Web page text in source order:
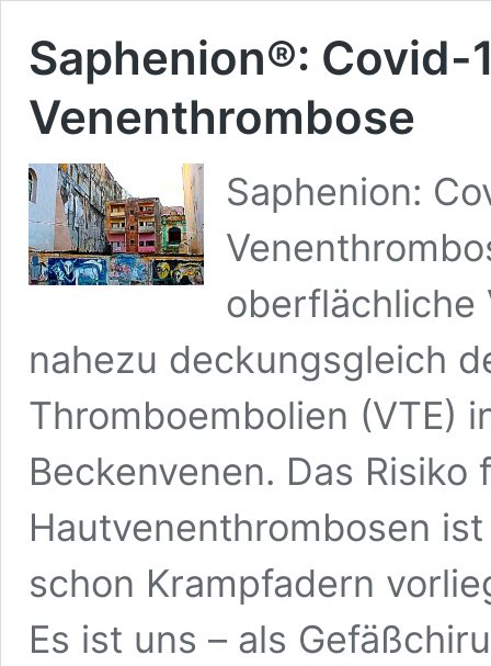
Saphenion®: Covid-
Venenthrombose
Saphenion:
oberflächliche
nahezu deckungsgleich
Thromboembolien (VTE)
Beckenvenen. Das
Hautvenenthrombosen
schon Krampfadern
Es ist uns – als